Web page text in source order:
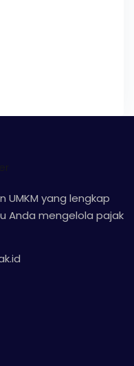
UMKM yang lengkap
Anda mengelola pajak